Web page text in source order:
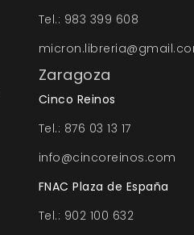
Tel.: 983 399 608
Zaragoza
Cinco Reinos
Tel.: 876 03 13 17
info@cincoreinos.com
FNAC Plaza de España
Tel.: 902 100 632